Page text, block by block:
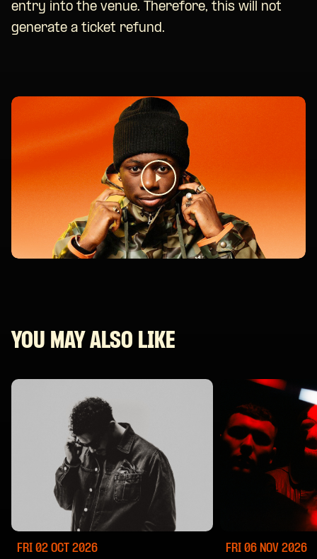
entry into the venue. Therefore, this will not
generate a ticket refund.
YOU MAY ALSO LIKE
FRI 02 OCT 2026 FRI 06 NOV 2026